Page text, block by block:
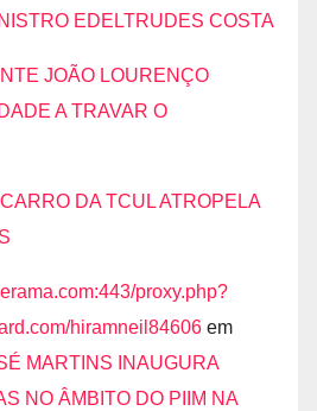
EDELTRUDES COSTA
JOÃO LOURENÇO
A TRAVAR O
DA TCUL ATROPELA
proxy.php?
hiramneil84606 em
MARTINS INAUGURA
NO ÂMBITO DO PIIM NA